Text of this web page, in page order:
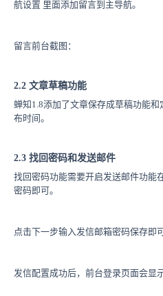
航设置 里面添加留言到主导航。
留言前台截图：
2.2 文章草稿功能
蝉知1.8添加了文章保存成草稿功能
布时间。
2.3 找回密码和发送邮件
找回密码功能需要开启发送邮件功能
密码即可。
点击下一步输入发信邮箱密码保存即
发信配置成功后，前台登录页面会显